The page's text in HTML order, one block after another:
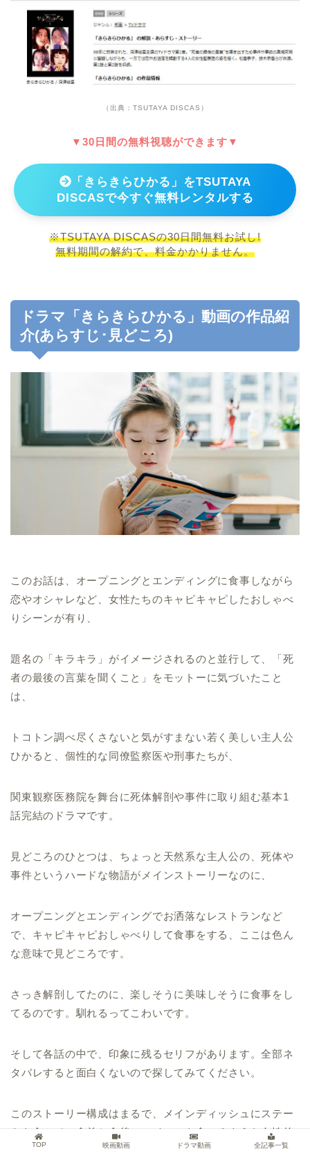
（出典：TSUTAYA DISCAS）
▼30日間の無料視聴ができます▼
「きらきらひかる」をTSUTAYA
DISCASで今すぐ無料レンタルする
※TSUTAYA DISCASの30日間無料お試し!
無料期間の解約で、料金かかりません。
ドラマ「きらきらひかる」動画の作品紹
介(あらすじ･見どころ)
このお話は、オープニングとエンディングに食事しながら
恋やオシャレなど、女性たちのキャピキャピしたおしゃべ
りシーンが有り、
題名の「キラキラ」がイメージされるのと並行して、「死
者の最後の言葉を聞くこと」をモットーに気づいたこと
は、
トコトン調べ尽くさないと気がすまない若く美しい主人公
ひかると、個性的な同僚監察医や刑事たちが、
関東観察医務院を舞台に死体解剖や事件に取り組む基本1
話完結のドラマです。
見どころのひとつは、ちょっと天然系な主人公の、死体や
事件というハードな物語がメインストーリーなのに、
オープニングとエンディングでお洒落なレストランなど
で、キャピキャピおしゃべりして食事をする、ここは色ん
な意味で見どころです。
さっき解剖してたのに、楽しそうに美味しそうに食事をし
てるのです。馴れるってこわいです。
そして各話の中で、印象に残るセリフがあります。全部ネ
タバレすると面白くないので探してみてください。
このストーリー構成はまるで、メインディッシュにステー
キを食べて、食前と食後にスイーツを食べるような女性的
な感覚です。
TOP 映画動画 ドラマ動画 全記事一覧